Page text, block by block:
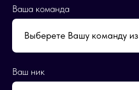
Ваша команда
Ваш ник